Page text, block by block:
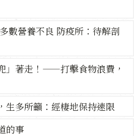
數營養不良 防疫所：待解剖
」著走！——打擊食物浪費，
生多所籲：經棲地保持速限
的事